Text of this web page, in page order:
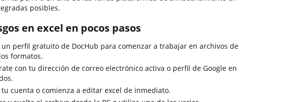
posibles.
en excel en pocos pasos
perfil gratuito de DocHub para comenzar a trabajar en archivos de
formatos.
con tu dirección de correo electrónico activa o perfil de Google en
cuenta o comienza a editar excel de inmediato.